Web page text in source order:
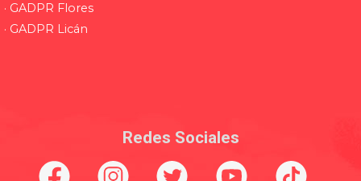
· GADPR Flores
· GADPR Licán
Redes Sociales